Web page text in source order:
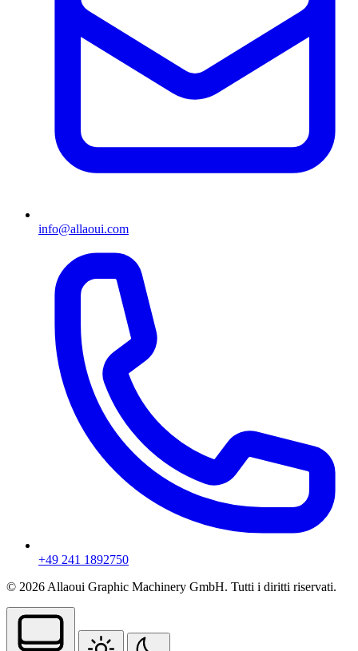
info@allaoui.com
+49 241 1892750
© 2026 Allaoui Graphic Machinery GmbH. Tutti i diritti riservati.